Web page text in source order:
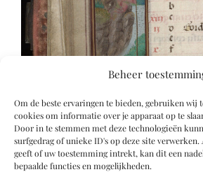
Beheer
Om de beste ervaringen te bieden, gebruiken wij
cookies om informatie over je apparaat op te
Door in te stemmen met deze technologieën
surfgedrag of unieke ID's op deze site verwerken.
geeft of uw toestemming intrekt, kan dit een
bepaalde functies en mogelijkheden.